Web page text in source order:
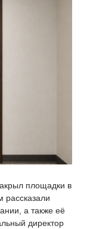
площадки в
рассказали
а также её
директор